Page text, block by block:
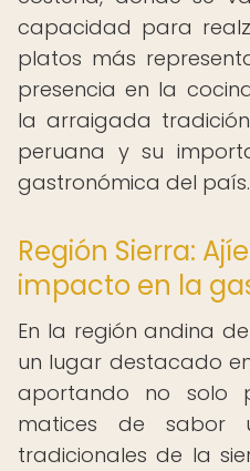
capacidad para
platos más
presencia en la
la arraigada
peruana y su
gastronómica del país.
Región Sierra:
impacto en la
En la región andina
un lugar destacado
aportando no solo
matices de sabor
tradicionales de la